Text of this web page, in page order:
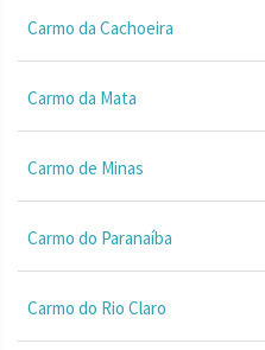
Carmo da Cachoeira
Carmo da Mata
Carmo de Minas
Carmo do Paranaíba
Carmo do Rio Claro